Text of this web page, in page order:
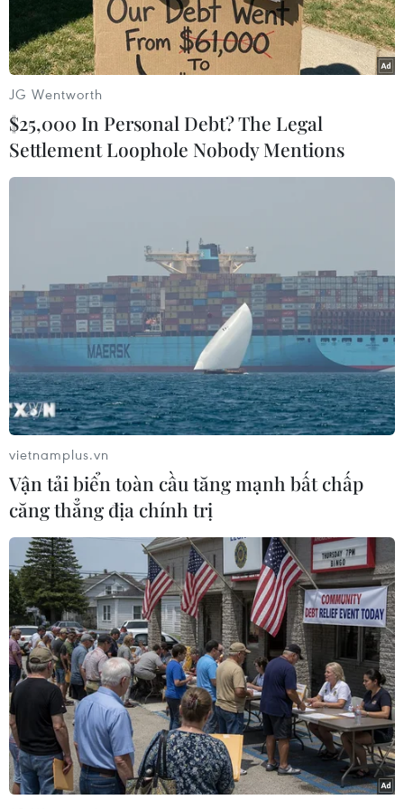
Amazon.
(Nguồn: The Standard)
Theo CNBC, trong khi Apple và Amazon cạnh
tranh để thu hút người tiêu dùng, hai hãng công
nghệ khổng lồ này cũng có mối quan hệ kinh
doanh đặc biệt mật thiết: Apple đang chi hơn 30
triệu USD mỗi tháng cho dịch vụ lưu trữ đám
mây Amazon.
Chi tiêu trên nền tảng đám mây của Apple phản
ánh quyết tâm cung cấp các dịch vụ trực tuyến
như iCloud một cách nhanh chóng và đáng tin
cậy, ngay cả khi phải phụ thuộc vào đối thủ.
[Apple công bố kết quả kinh doanh quý:
Mảng dịch vụ đạt mức cao kỷ lục]
Trong bối cảnh những sản phẩm hàng đầu như
iPhone, tiếp cận bão hòa thị trường, Apple đã
bắt đầu hướng nhiều hơn đến các dịch vụ trực
tuyến.
Gần đây, Apple đã ngừng tiết lộ số liệu kinh
doanh iPhone và các sản phẩm phần cứng khác
JG Wentworth
$25,000 In Personal Debt? The Legal
Settlement Loophole Nobody Mentions
vietnamplus.vn
Vận tải biển toàn cầu tăng mạnh bất chấp
căng thẳng địa chính trị